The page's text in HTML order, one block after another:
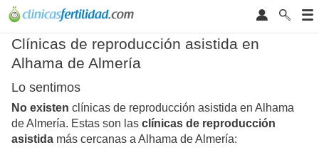
Clínicas de reproducción asistida en
Alhama de Almería
Lo sentimos
No existen clínicas de reproducción asistida en Alhama
de Almería. Estas son las clínicas de reproducción
asistida más cercanas a Alhama de Almería: